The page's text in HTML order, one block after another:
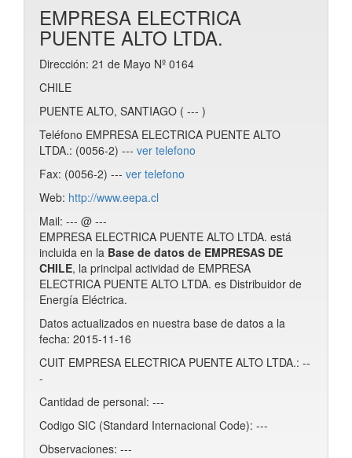
EMPRESA ELECTRICA
PUENTE ALTO LTDA.
Dirección: 21 de Mayo Nº 0164
CHILE
PUENTE ALTO, SANTIAGO ( --- )
Teléfono EMPRESA ELECTRICA PUENTE ALTO
LTDA.: (0056-2) --- ver telefono
Fax: (0056-2) --- ver telefono
Web: http://www.eepa.cl
Mail: --- @ ---
EMPRESA ELECTRICA PUENTE ALTO LTDA. está
incluida en la Base de datos de EMPRESAS DE
CHILE, la principal actividad de EMPRESA
ELECTRICA PUENTE ALTO LTDA. es Distribuidor de
Energía Eléctrica.
Datos actualizados en nuestra base de datos a la
fecha: 2015-11-16
CUIT EMPRESA ELECTRICA PUENTE ALTO LTDA.: --
-
Cantidad de personal: ---
Codigo SIC (Standard Internacional Code): ---
Observaciones: ---